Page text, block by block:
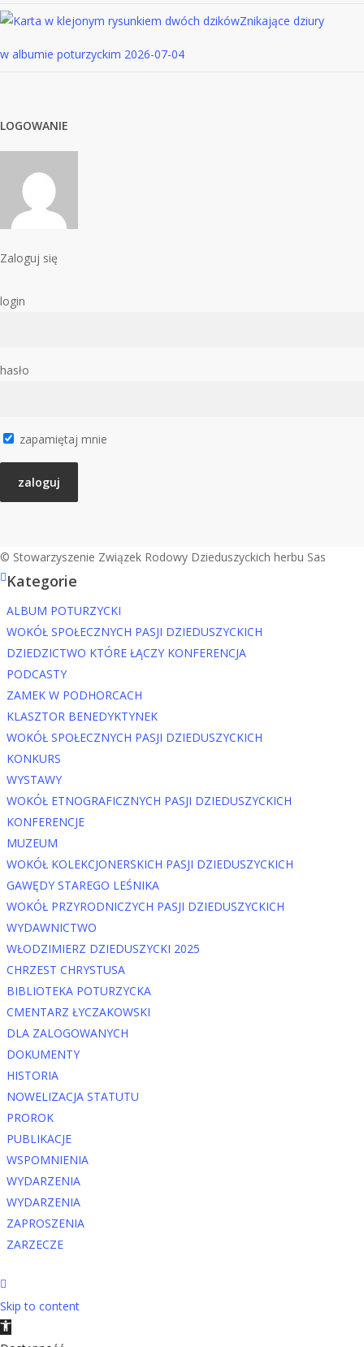
Znikające dziury
w albumie poturzyckim 2026-07-04
LOGOWANIE
Zaloguj się
login
hasło
zapamiętaj mnie
© Stowarzyszenie Związek Rodowy Dzieduszyckich herbu Sas
facebook
Kategorie
ALBUM POTURZYCKI
WOKÓŁ SPOŁECZNYCH PASJI DZIEDUSZYCKICH
DZIEDZICTWO KTÓRE ŁĄCZY KONFERENCJA
PODCASTY
ZAMEK W PODHORCACH
KLASZTOR BENEDYKTYNEK
WOKÓŁ SPOŁECZNYCH PASJI DZIEDUSZYCKICH
KONKURS
WYSTAWY
WOKÓŁ ETNOGRAFICZNYCH PASJI DZIEDUSZYCKICH
KONFERENCJE
MUZEUM
WOKÓŁ KOLEKCJONERSKICH PASJI DZIEDUSZYCKICH
GAWĘDY STAREGO LEŚNIKA
WOKÓŁ PRZYRODNICZYCH PASJI DZIEDUSZYCKICH
WYDAWNICTWO
WŁODZIMIERZ DZIEDUSZYCKI 2025
CHRZEST CHRYSTUSA
BIBLIOTEKA POTURZYCKA
CMENTARZ ŁYCZAKOWSKI
DLA ZALOGOWANYCH
DOKUMENTY
HISTORIA
NOWELIZACJA STATUTU
PROROK
PUBLIKACJE
WSPOMNIENIA
WYDARZENIA
WYDARZENIA
ZAPROSZENIA
ZARZECZE
Skip to content
Open